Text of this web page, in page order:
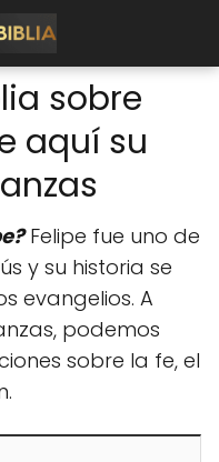
sobre
aquí su
Felipe fue uno de
y su historia se
evangelios. A
podemos
sobre la fe, el